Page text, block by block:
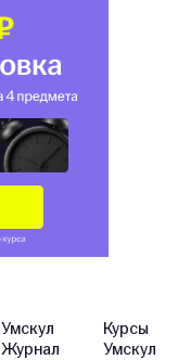
Умскул
Журнал
Курсы
Умскул